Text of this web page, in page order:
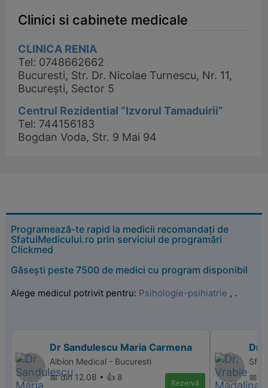
Clinici si cabinete medicale
CLINICA RENIA
Tel: 0748662662
Bucuresti, Str. Dr. Nicolae Turnescu, Nr. 11,
București, Sector 5
Centrul Rezidential “Izvorul Tamaduirii”
Tel: 744156183
Bogdan Voda, Str. 9 Mai 94
Programează-te rapid la medicii recomandați de
SfatulMedicului.ro prin serviciul de programări
Clickmed
Găsești peste 7500 de medici cu program disponibil
Alege medicul potrivit pentru: Psihologie-psihiatrie , .
Dr Sandulescu Maria Carmena
Albion Medical - Bucuresti
📅 din 12.08 • 👍 8
Rezervă
Dr.
📅